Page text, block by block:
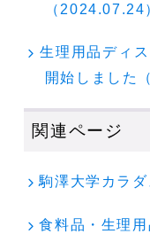
（2024.07.24
生理用品ディ
開始しました（
関連ページ
駒澤大学カラ
食料品・生理